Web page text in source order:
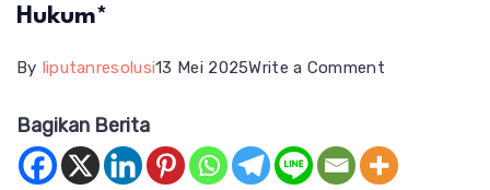
Hukum*
By liputanresolusi13 Mei 2025Write a Commenton
abal,
Bagikan Berita